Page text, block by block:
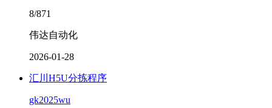
8/871
伟达自动化
2026-01-28
汇川H5U分拣程序
gk2025wu